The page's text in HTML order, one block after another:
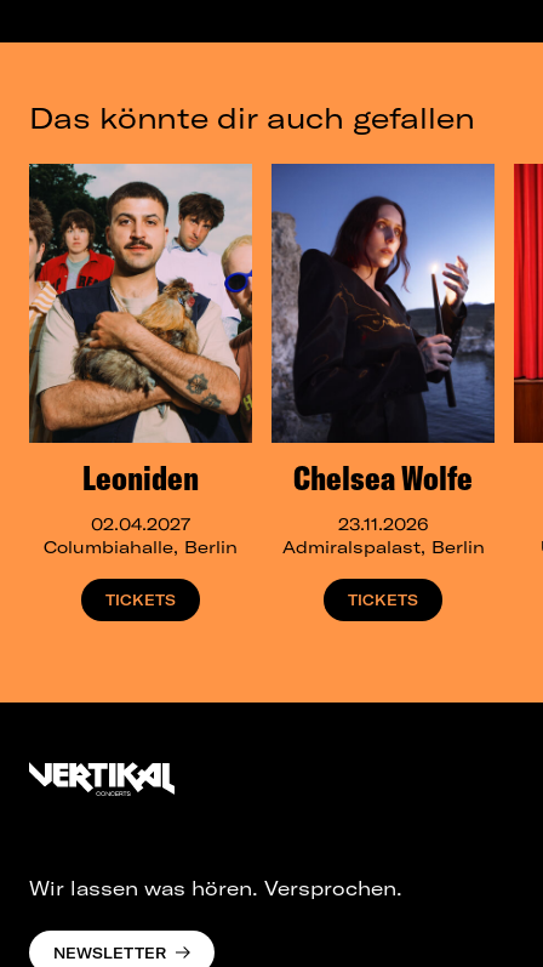
Das könnte dir auch gefallen
Leoniden
02.04.2027
Columbiahalle, Berlin
TICKETS
Chelsea Wolfe
23.11.2026
Admiralspalast, Berlin
TICKETS
Wir lassen was hören. Versprochen.
NEWSLETTER